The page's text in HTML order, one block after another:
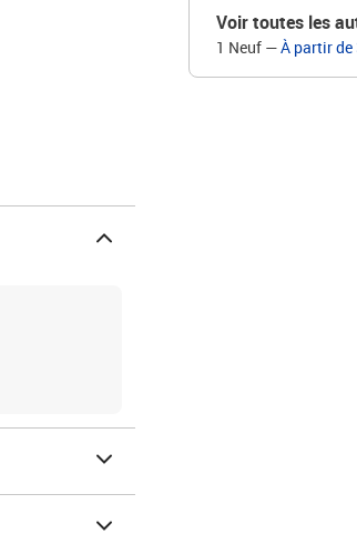
Voir toutes les
1 Neuf —À partir de